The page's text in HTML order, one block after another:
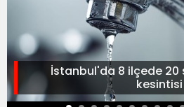
İstanbul'da 8 ilçede 20
kesintisi